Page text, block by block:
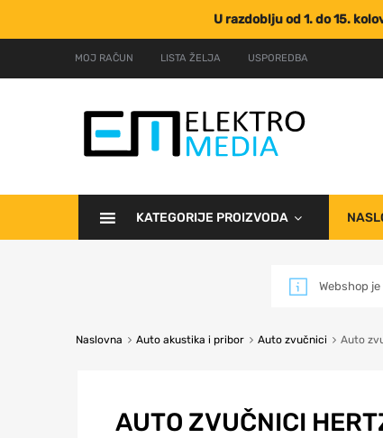
U razdoblju od 1. do 15.
MOJ RAČUN LISTA ŽELJA USPOREDBA
KATEGORIJE PROIZVODA
Webshop
Naslovna Auto akustika i pribor Auto zvučnici Auto
AUTO ZVUČNICI